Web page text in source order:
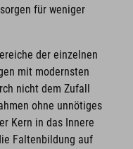
für weniger
der einzelnen
mit modernsten
nicht dem Zufall
ohne unnötiges
Kern in das Innere
Faltenbildung auf